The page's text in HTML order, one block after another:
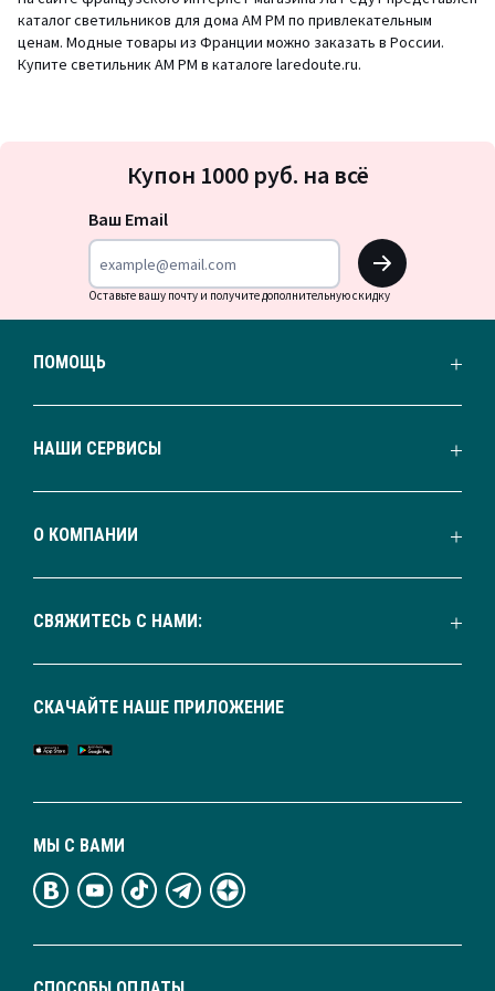
каталог светильников для дома AM PM по привлекательным
ценам. Модные товары из Франции можно заказать в России.
Купите светильник АМ РМ в каталоге laredoute.ru.
на
Купон 1000 руб. на всё
Ваш Email
OK
Оставьте вашу почту и получите дополнительную скидку
ПОМОЩЬ
НАШИ СЕРВИСЫ
О КОМПАНИИ
СВЯЖИТЕСЬ С НАМИ:
МЫ С ВАМИ
СКАЧАЙТЕ НАШЕ ПРИЛОЖЕНИЕ